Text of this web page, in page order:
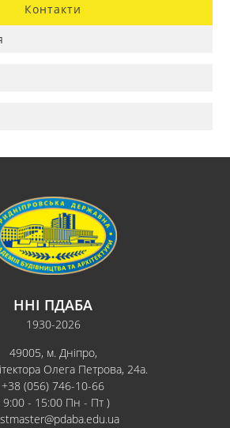
Контакти
ННІ ПДАБА
1930-2026
49005, м. Дніпро,
Олега Петрова, 24а.
+38 (056) 746-10-66
9:00 - 15:00 Пн - Пт )